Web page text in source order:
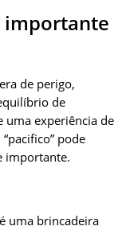
importante
de perigo,
de
uma experiência de
pode
importante.
uma brincadeira